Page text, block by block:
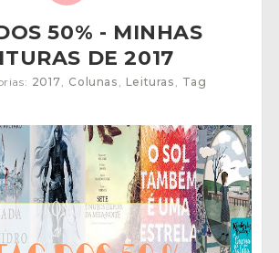
50% - MINHAS
DE 2017
2017, Colunas , Leituras , Tag